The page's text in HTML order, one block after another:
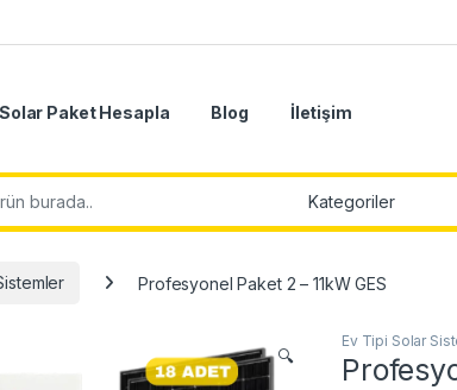
Solar Paket Hesapla Blog İletişim
Profesyonel Paket 2 – 11kW GES
🔍
Ev Tipi Solar